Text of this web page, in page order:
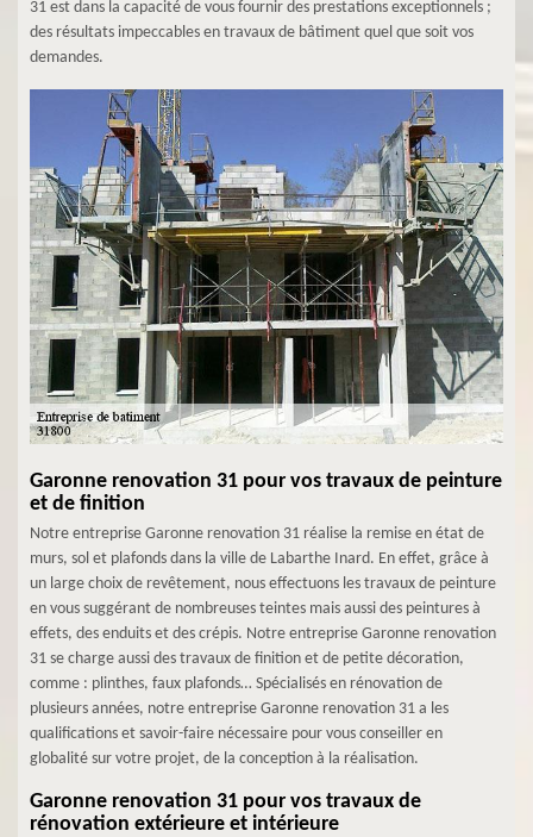
31 est dans la capacité de vous fournir des prestations exceptionnels ;
des résultats impeccables en travaux de bâtiment quel que soit vos
demandes.
Garonne renovation 31 pour vos travaux de peinture
et de finition
Notre entreprise Garonne renovation 31 réalise la remise en état de
murs, sol et plafonds dans la ville de Labarthe Inard. En effet, grâce à
un large choix de revêtement, nous effectuons les travaux de peinture
en vous suggérant de nombreuses teintes mais aussi des peintures à
effets, des enduits et des crépis. Notre entreprise Garonne renovation
31 se charge aussi des travaux de finition et de petite décoration,
comme : plinthes, faux plafonds… Spécialisés en rénovation de
plusieurs années, notre entreprise Garonne renovation 31 a les
qualifications et savoir-faire nécessaire pour vous conseiller en
globalité sur votre projet, de la conception à la réalisation.
Garonne renovation 31 pour vos travaux de
rénovation extérieure et intérieure